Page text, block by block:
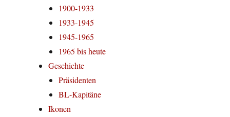
1900-1933
1933-1945
1945-1965
1965 bis heute
Geschichte
Präsidenten
BL-Kapitäne
Ikonen